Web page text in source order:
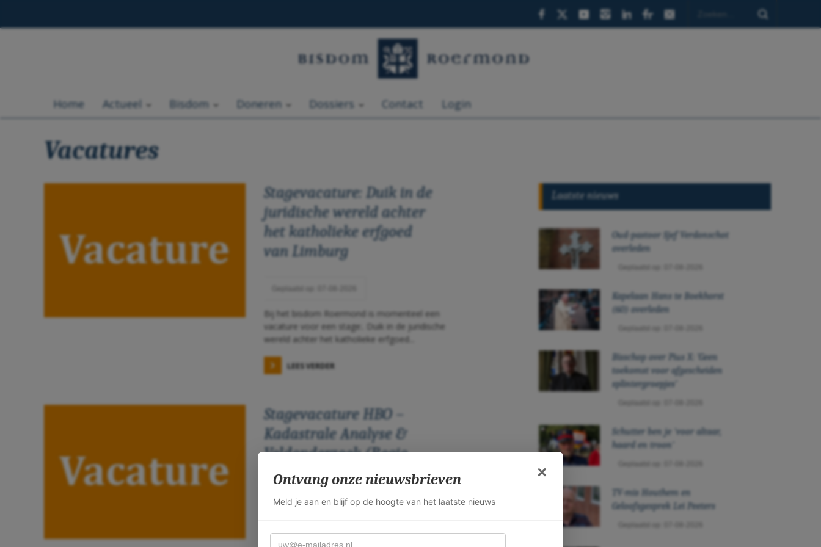
Home Actueel Bisdom Doneren Dossiers Contact Login
Vacatures
Stagevacature: Duik in de
juridische wereld achter
het katholieke erfgoed
van Limburg
Bij het bisdom Roermond is momenteel een
vacature voor een stage:. Duik in de juridische
wereld achter het katholieke erfgoed...
LEES VERDER
Stagevacature HBO –
Kadastrale Analyse &
Veldonderzoek (Regio
Limburg)
Laatste nieuws
Oud-pastoor Sjef Verdonschot
overleden
Kapelaan Hans te Boekhorst
(60) overleden
Bisschop over Pius X: ‘Geen
toekomst voor afgescheiden
splintergroepjes’
Schutter ben je 'voor altaar,
haard en troon'
TV-mis Houthem en
Geloofsgesprek Lei Peeters
×
Ontvang onze nieuwsbrieven
Meld je aan en blijf op de hoogte van het laatste nieuws
E-mailadres